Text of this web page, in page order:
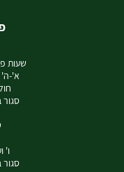
שעות
א'-ה'
חול
ו'